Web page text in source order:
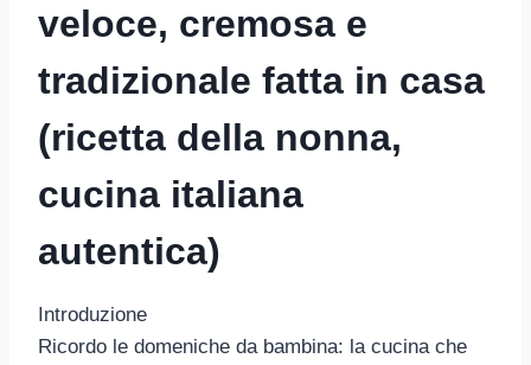
veloce, cremosa e
tradizionale fatta in casa
(ricetta della nonna,
cucina italiana
autentica)
Introduzione
Ricordo le domeniche da bambina: la cucina che